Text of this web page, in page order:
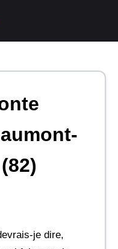
je dire,